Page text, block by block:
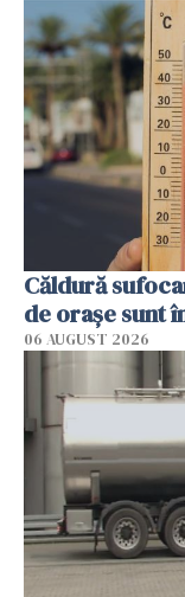
Căldură
de orașe sunt
06 AUGUST 2026